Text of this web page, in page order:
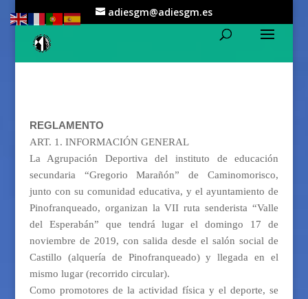
adiesgm@adiesgm.es
REGLAMENTO
ART. 1. INFORMACIÓN GENERAL
La Agrupación Deportiva del instituto de educación
secundaria “Gregorio Marañón” de Caminomorisco,
junto con su comunidad educativa, y el ayuntamiento de
Pinofranqueado, organizan la VII ruta senderista “Valle
del Esperabán” que tendrá lugar el domingo 17 de
noviembre de 2019, con salida desde el salón social de
Castillo (alquería de Pinofranqueado) y llegada en el
mismo lugar (recorrido circular).
Como promotores de la actividad física y el deporte, se